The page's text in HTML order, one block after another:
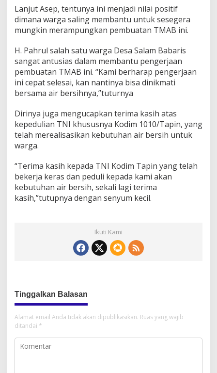
Lanjut Asep, tentunya ini menjadi nilai positif
dimana warga saling membantu untuk sesegera
mungkin merampungkan pembuatan TMAB ini.
H. Pahrul salah satu warga Desa Salam Babaris
sangat antusias dalam membantu pengerjaan
pembuatan TMAB ini. “Kami berharap pengerjaan
ini cepat selesai, kan nantinya bisa dinikmati
bersama air bersihnya,”tuturnya
Dirinya juga mengucapkan terima kasih atas
kepedulian TNI khususnya Kodim 1010/Tapin, yang
telah merealisasikan kebutuhan air bersih untuk
warga.
“Terima kasih kepada TNI Kodim Tapin yang telah
bekerja keras dan peduli kepada kami akan
kebutuhan air bersih, sekali lagi terima
kasih,”tutupnya dengan senyum kecil.
Ikuti Kami
Tinggalkan Balasan
Alamat email Anda tidak akan dipublikasikan. Ruas yang wajib
ditandai *